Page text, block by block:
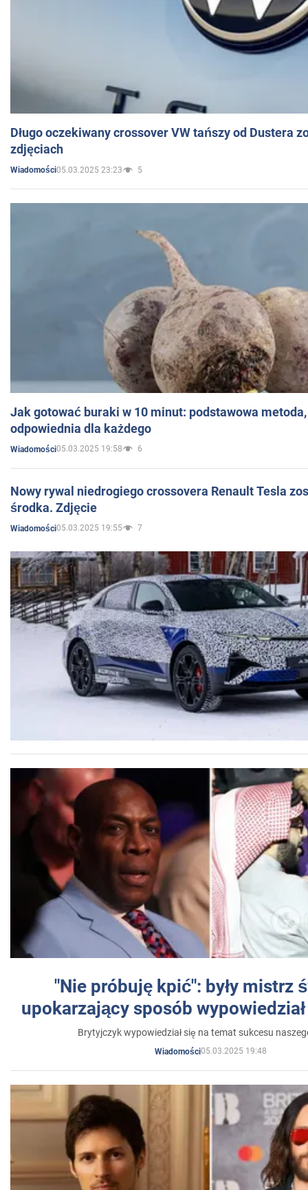
Długo oczekiwany crossover VW tańszy od Dustera
zdjęciach
Wiadomości05.03.2025 23:23 5
Jak gotować buraki w 10 minut: podstawowa
odpowiednia dla każdego
Wiadomości05.03.2025 19:58 6
Nowy rywal niedrogiego crossovera Renault Tesla
środka. Zdjęcie
Wiadomości05.03.2025 19:55 7
"Nie próbuję kpić": były mistrz
upokarzający sposób
Brytyjczyk wypowiedział się na temat sukcesu
Wiadomości05.03.2025 19:48